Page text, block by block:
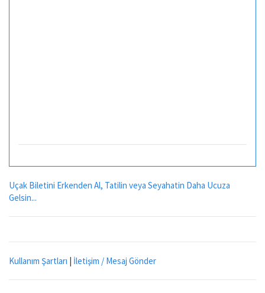
Uçak Biletini Erkenden Al, Tatilin veya Seyahatin Daha Ucuza
Gelsin...
Kullanım Şartları | İletişim / Mesaj Gönder